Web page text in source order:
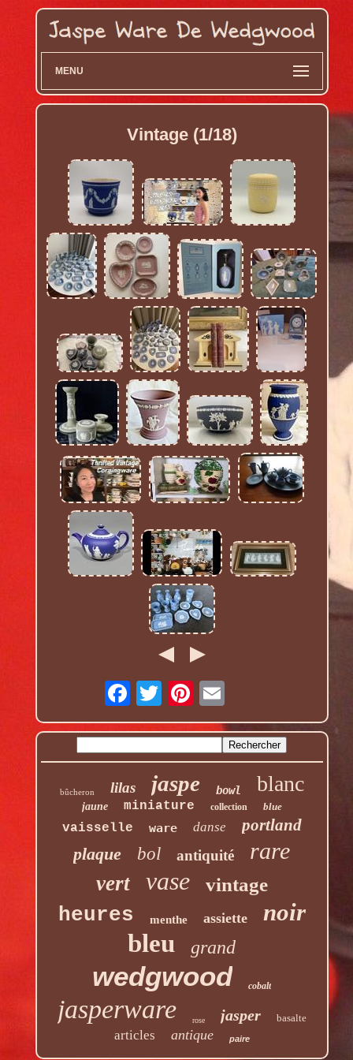
MENU
Vintage (1/18)
bûcheron lilas jaspe bowl blanc
jaune miniature collection blue
vaisselle ware danse portland
plaque bol antiquité rare
vert vase vintage
heures menthe assiette noir
bleu grand
wedgwood cobalt
jasperware rose jasper basalte
articles antique paire